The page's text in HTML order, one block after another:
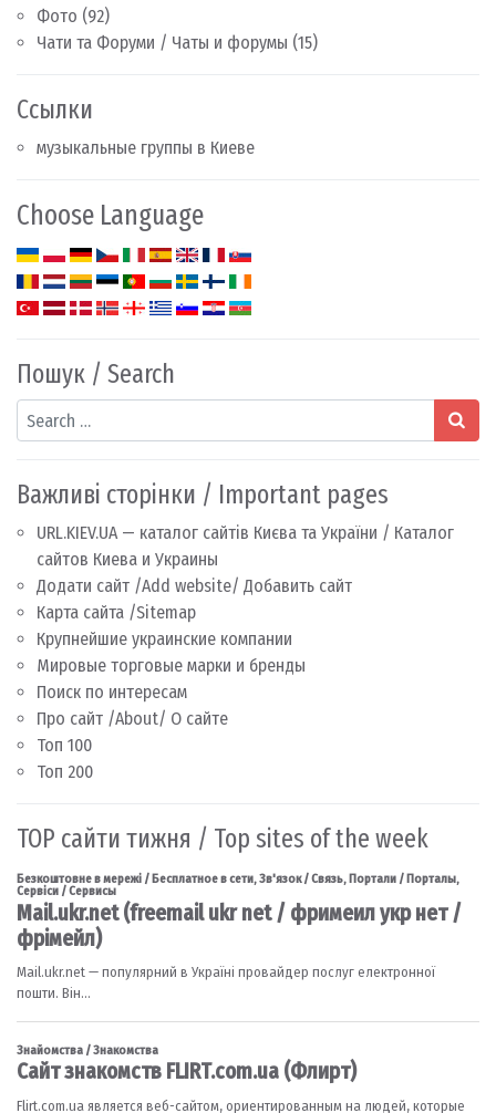
Фото (92)
Чати та Форуми / Чаты и форумы (15)
Ссылки
музыкальные группы в Киеве
Choose Language
Пошук / Search
Search
Важливі сторінки / Important pages
URL.KIEV.UA — каталог сайтів Києва та України / Каталог
сайтов Киева и Украины
Додати сайт /Add website/ Добавить сайт
Карта сайта /Sitemap
Крупнейшие украинские компании
Мировые торговые марки и бренды
Поиск по интересам
Про сайт /About/ О сайте
Топ 100
Топ 200
TOP сайти тижня / Top sites of the week